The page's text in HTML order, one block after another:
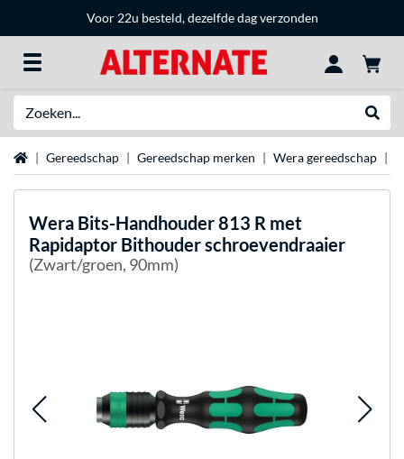
Voor 22u besteld, dezelfde dag verzonden
HomeGereedschap Gereedschap merken Wera gereedschap
Wera Bits-Handhouder 813 R met
Rapidaptor Bithouder schroevendraaier
(Zwart/groen, 90mm)